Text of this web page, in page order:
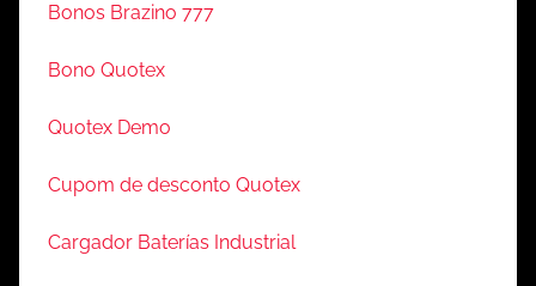
Bonos Brazino 777
Bono Quotex
Quotex Demo
Cupom de desconto Quotex
Cargador Baterías Industrial